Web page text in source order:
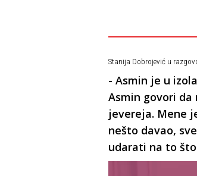
Stanija Dobrojević u
- Asmin je u
Asmin govori
jevereja. Mene
nešto davao,
udarati na to